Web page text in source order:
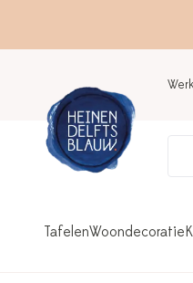
TafelenWoondecoratie